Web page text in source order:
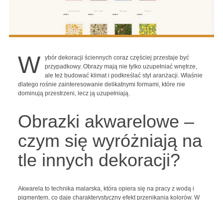
W
ybór dekoracji ściennych coraz częściej przestaje być
przypadkowy. Obrazy mają nie tylko uzupełniać wnętrze,
ale też budować klimat i podkreślać styl aranżacji. Właśnie
dlatego rośnie zainteresowanie delikatnymi formami, które nie
dominują przestrzeni, lecz ją uzupełniają.
Obrazki akwarelowe –
czym się wyróżniają na
tle innych dekoracji?
Akwarela to technika malarska, która opiera się na pracy z wodą i
pigmentem, co daje charakterystyczny efekt przenikania kolorów. W